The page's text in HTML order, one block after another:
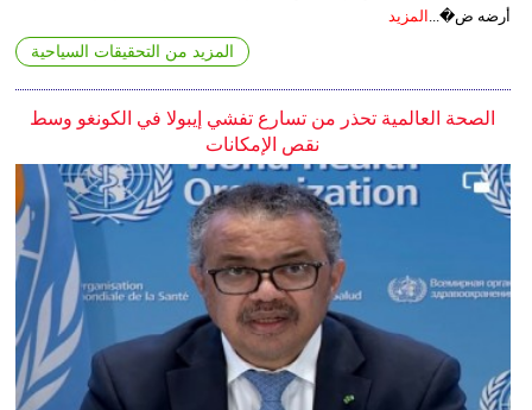
أرضه ض�...
المزيد
المزيد من التحقيقات السياحية
الصحة العالمية تحذر من تسارع تفشي إيبولا في الكونغو وسط
نقص الإمكانات